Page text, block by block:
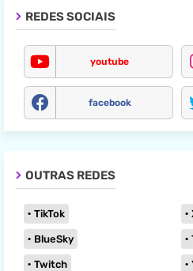
REDES SOCIAIS
youtube
facebook
OUTRAS REDES
TikTok
BlueSky
Twitch